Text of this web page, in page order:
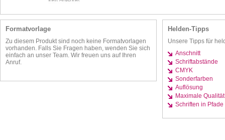
Formatvorlage
Zu diesem Produkt sind noch keine Formatvorlagen
vorhanden. Falls Sie Fragen haben, wenden Sie sich
einfach an unser Team. Wir freuen uns auf Ihren
Anruf.
Helden-Tipps
Unsere Tipps für
Anschnitt
Schriftabstände
CMYK
Sonderfarben
Auflösung
Maximale Qualität
Schriften in